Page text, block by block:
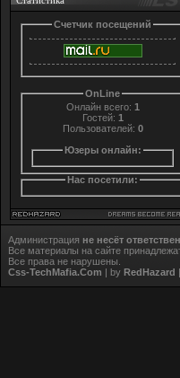
Счетчик посещений
OnLine
Онлайн всего: 1
Гостей: 1
Пользователей: 0
Юзеры онлайн:
Нас посетили:
Администрация не несёт
Все материалы на сайте
Все права не нарушены.
Css-TechMafia.Com | by RedHazard